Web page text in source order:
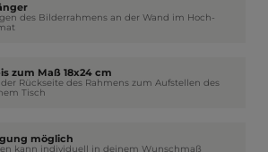
des Bilderrahmens an der Wand im Hoch-
zum Maß 18x24 cm
Rückseite des Rahmens zum Aufstellen des
Tisch
möglich
kann individuell in deinem Wunschmaß